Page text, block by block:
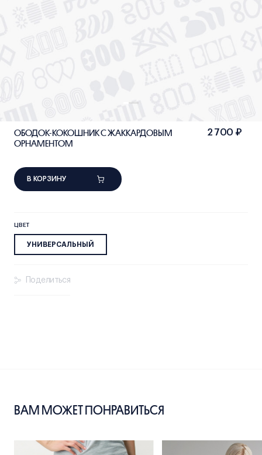
ОБОДОК-КОКОШНИК С ЖАККАРДОВЫМ
ОРНАМЕНТОМ
2 700 ₽
В КОРЗИНУ
ЦВЕТ
УНИВЕРСАЛЬНЫЙ
Поделиться
ВАМ МОЖЕТ ПОНРАВИТЬСЯ